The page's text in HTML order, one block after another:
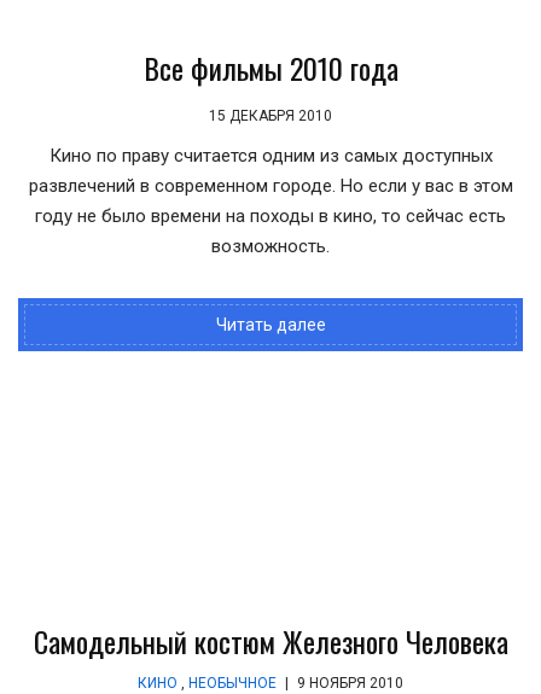
Все фильмы 2010 года
15 ДЕКАБРЯ 2010
Кино по праву считается одним из самых доступных
развлечений в современном городе. Но если у вас в этом
году не было времени на походы в кино, то сейчас есть
возможность.
Читать далее
Самодельный костюм Железного Человека
КИНО , НЕОБЫЧНОЕ 9 НОЯБРЯ 2010